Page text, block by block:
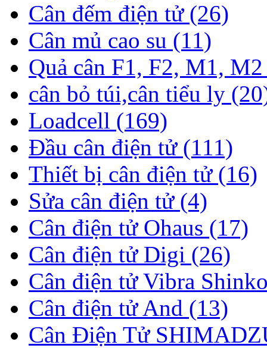
Cân đếm điện tử (26)
Cân mủ cao su (11)
Quả cân F1, F2, M1,
cân bỏ túi,cân tiểu ly
Loadcell (169)
Đầu cân điện tử (111)
Thiết bị cân điện tử (16)
Sửa cân điện tử (4)
Cân điện tử Ohaus (17)
Cân điện tử Digi (26)
Cân điện tử Vibra
Cân điện tử And (13)
Cân Điện Tử